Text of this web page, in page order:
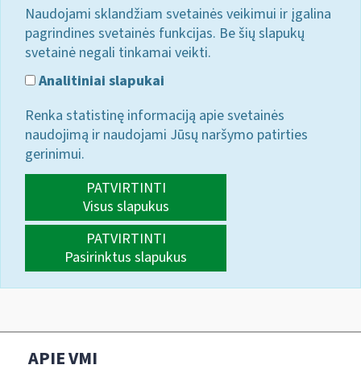
Naudojami sklandžiam svetainės veikimui ir įgalina
pagrindines svetainės funkcijas. Be šių slapukų
svetainė negali tinkamai veikti.
Analitiniai slapukai
Renka statistinę informaciją apie svetainės
naudojimą ir naudojami Jūsų naršymo patirties
gerinimui.
PATVIRTINTI
Visus slapukus
PATVIRTINTI
Pasirinktus slapukus
APIE VMI